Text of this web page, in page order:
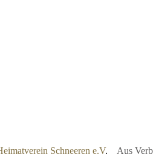
Schneeren e.V. Aus